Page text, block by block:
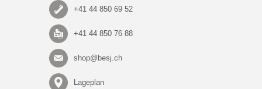
+41 44 850 69 52
+41 44 850 76 88
shop@besj.ch
Lageplan